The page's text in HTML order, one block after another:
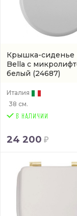
Крышка-сиденье
Bella с
белый (24687)
Италия
38 см.
24 200